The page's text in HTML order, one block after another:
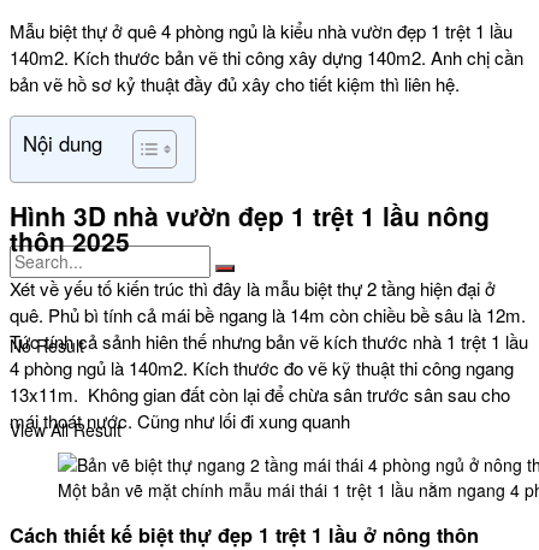
No Result
View All Result
Mẫu biệt thự ở quê 4 phòng ngủ là kiểu nhà vườn đẹp 1 trệt 1 lầu
140m2. Kích thước bản vẽ thi công xây dựng 140m2. Anh chị cần
bản vẽ hồ sơ kỷ thuật đầy đủ xây cho tiết kiệm thì liên hệ.
Nội dung
Hình 3D nhà vườn đẹp 1 trệt 1 lầu nông
thôn 2025
Xét về yếu tố kiến trúc thì đây là mẫu biệt thự 2 tầng hiện đại ở
quê. Phủ bì tính cả mái bề ngang là 14m còn chiều bề sâu là 12m.
Tức tính cả sảnh hiên thế nhưng bản vẽ kích thước nhà 1 trệt 1 lầu
4 phòng ngủ là 140m2. Kích thước đo vẽ kỹ thuật thi công ngang
13x11m. Không gian đất còn lại để chừa sân trước sân sau cho
mái thoát nước. Cũng như lối đi xung quanh
Một bản vẽ mặt chính mẫu mái thái 1 trệt 1 lầu nằm ngang 4
Cách thiết kế biệt thự đẹp 1 trệt 1 lầu ở nông thôn